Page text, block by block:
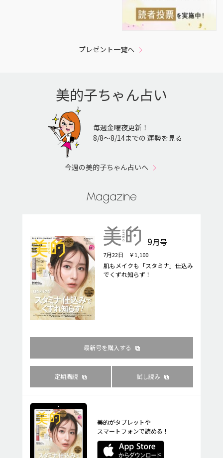
プレゼント一覧へ
美的子ちゃん占い
毎週金曜夜更新！
8/8〜8/14までの 運勢を見る
今週の美的子ちゃん占いへ
Magazine
9月号
7月22日 ￥1,100
肌もメイクも「スタミナ」仕込み
でくずれ知らず！
最新号を購入する
定期購読 試し読み
美的がタブレットや
スマートフォンで読める！